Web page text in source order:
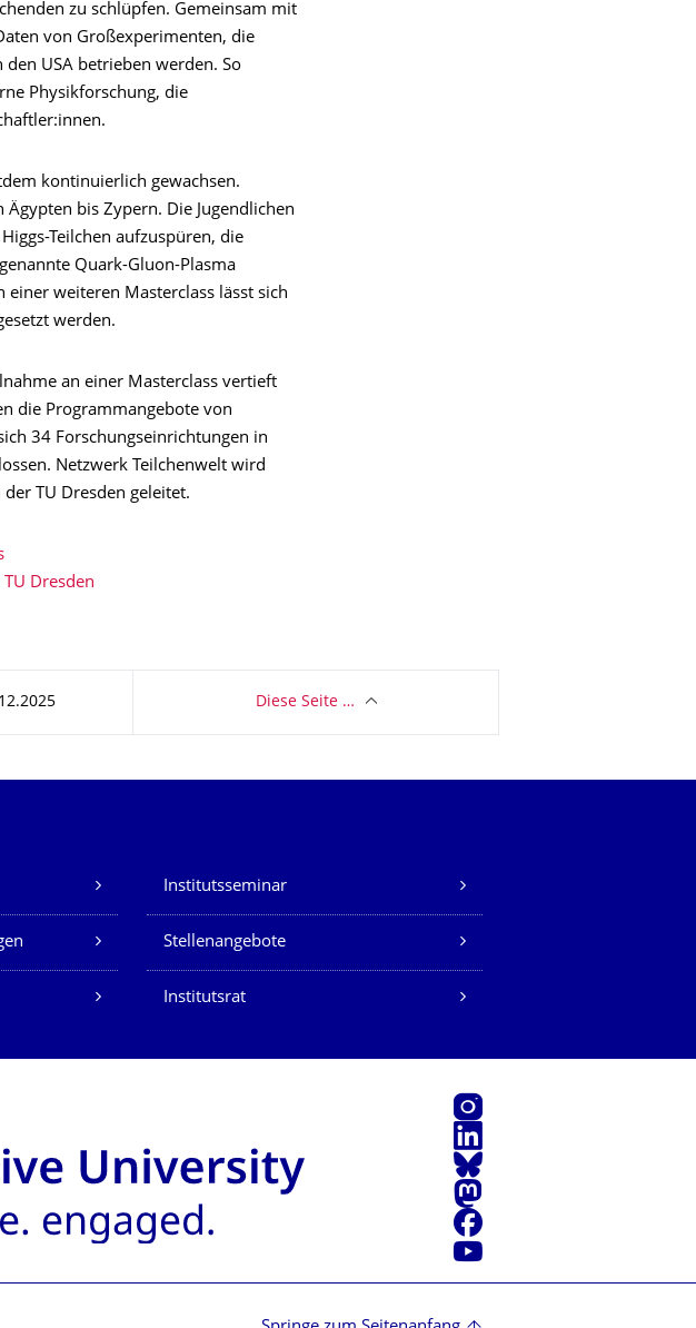
zu schlüpfen. Gemeinsam mit
von Großexperimenten, die
den USA betrieben werden. So
Physikforschung, die
kontinuierlich gewachsen.
bis Zypern. Die Jugendlichen
Teilchen aufzuspüren, die
Quark-Gluon-Plasma
weiteren Masterclass lässt sich
werden.
an einer Masterclass vertieft
die Programmangebote von
34 Forschungseinrichtungen in
Netzwerk Teilchenwelt wird
TU Dresden geleitet.
Dresden
Diese Seite …
Institutsseminar
Stellenangebote
Institutsrat
Instagram
LinkedIn
Bluesky
Mastodon
Facebook
Youtube